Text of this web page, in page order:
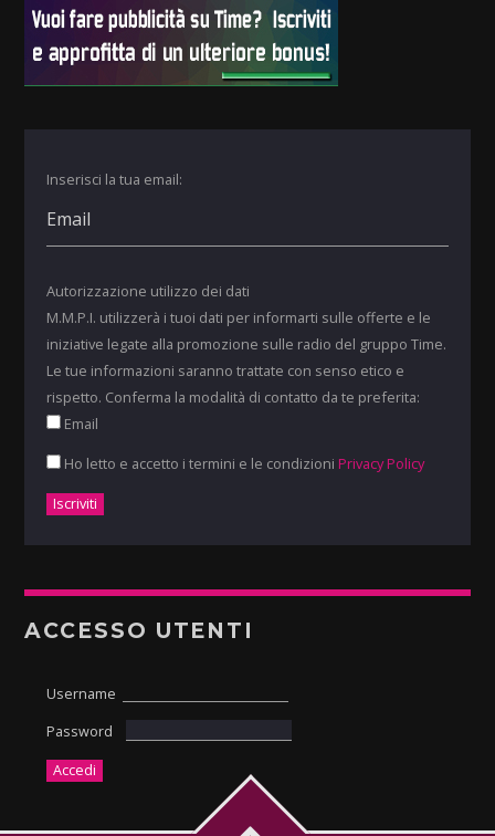
Inserisci la tua email:
Autorizzazione utilizzo dei dati
M.M.P.I. utilizzerà i tuoi dati per informarti sulle offerte e le
iniziative legate alla promozione sulle radio del gruppo Time.
Le tue informazioni saranno trattate con senso etico e
rispetto. Conferma la modalità di contatto da te preferita:
Email
Ho letto e accetto i termini e le condizioni Privacy Policy
ACCESSO UTENTI
Username
Password